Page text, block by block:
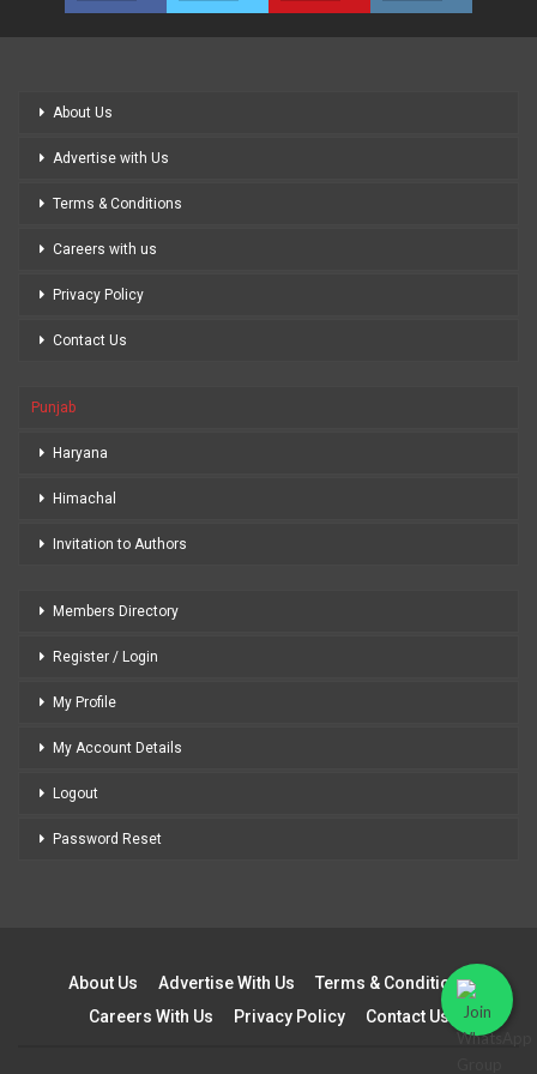
About Us
Advertise with Us
Terms & Conditions
Careers with us
Privacy Policy
Contact Us
Punjab
Haryana
Himachal
Invitation to Authors
Members Directory
Register / Login
My Profile
My Account Details
Logout
Password Reset
About Us Advertise With Us
Terms & Conditions
Careers With Us
Privacy Policy Contact Us